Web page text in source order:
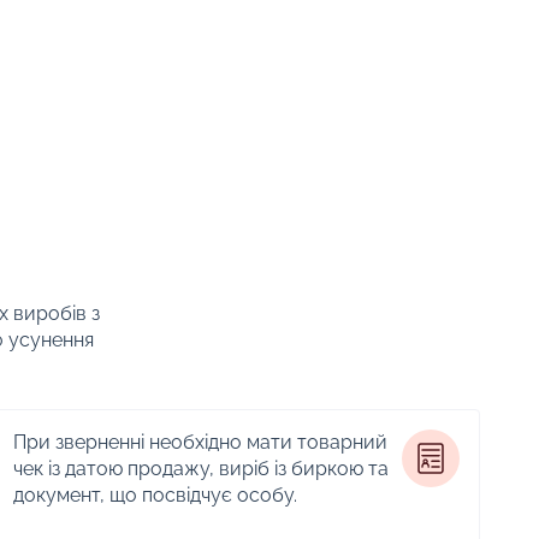
виробів з
усунення
При зверненні необхідно мати товарний
чек із датою продажу, виріб із биркою та
документ, що посвідчує особу.